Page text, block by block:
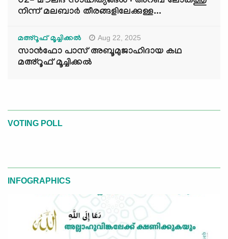
നിന്ന് മലബാർ തീരങ്ങളിലേക്കുള്ള...
മഅ്റൂഫ് മൂച്ചിക്കല്‍ Aug 22, 2025
സാൻഫോ പാസ് അബൂമുജാഹിദായ കഥ
മഅ്റൂഫ് മൂച്ചിക്കല്‍
VOTING POLL
INFOGRAPHICS